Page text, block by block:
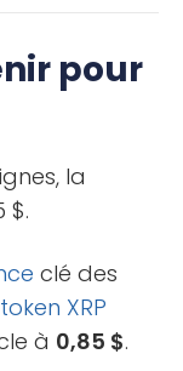
pour
la
$.
clé des
token XRP
à 0,85 $.